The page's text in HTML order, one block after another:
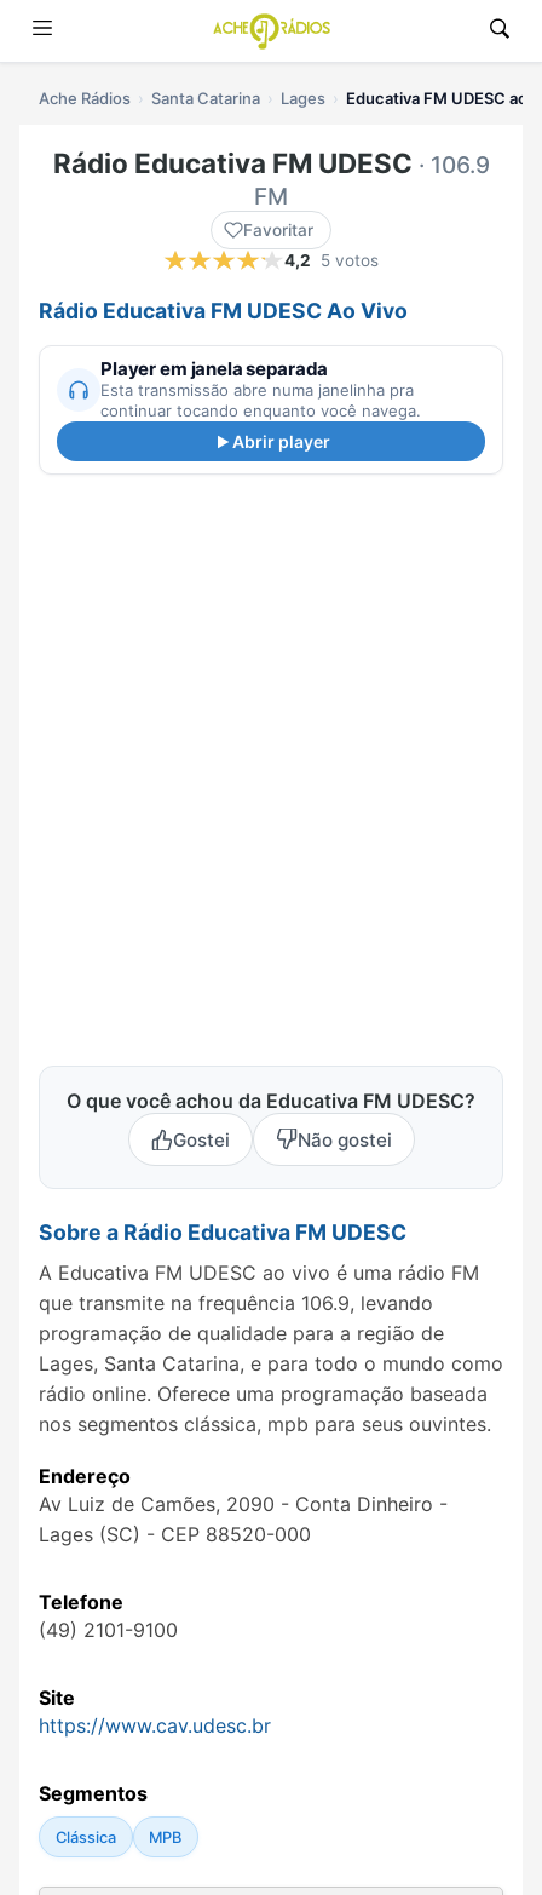
Ache Rádios Santa Catarina Lages Educativa FM UDESC ao
Rádio Educativa FM UDESC · 106.9
FM
Favoritar
4,2
5 votos
Rádio Educativa FM UDESC Ao Vivo
Player em janela separada
Esta transmissão abre numa janelinha pra
continuar tocando enquanto você navega.
Abrir player
O que você achou da Educativa FM UDESC?
Gostei Não gostei
Sobre a Rádio Educativa FM UDESC
A Educativa FM UDESC ao vivo é uma rádio FM
que transmite na frequência 106.9, levando
programação de qualidade para a região de
Lages, Santa Catarina, e para todo o mundo como
rádio online. Oferece uma programação baseada
nos segmentos clássica, mpb para seus ouvintes.
Endereço
Av Luiz de Camões, 2090 - Conta Dinheiro -
Lages (SC) - CEP 88520-000
Telefone
(49) 2101-9100
Site
https://www.cav.udesc.br
Segmentos
Clássica MPB